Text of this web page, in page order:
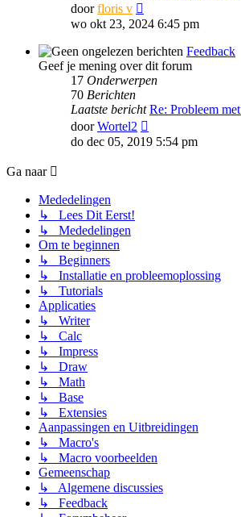
doorfloris v
laatste
wo okt 23, 2024 6:45 pm
Feedback
Geef je mening over dit forum
17 Onderwerpen
70 Berichten
Laatste bericht Re: Probleem
doorWortel2
laatste
bericht
do dec 05, 2019 5:54 pm
Ga naar
Mededelingen
↳ Lees Dit Eerst!
↳ Mededelingen
Om te beginnen
↳ Beginners
↳ Installatie en probleemoplossing
↳ Tutorials
Applicaties
↳ Writer
↳ Calc
↳ Impress
↳ Draw
↳ Math
↳ Base
↳ Extensies
Aanpassingen en Uitbreidingen
↳ Macro's
↳ Macro voorbeelden
Gemeenschap
↳ Algemene discussies
↳ Feedback